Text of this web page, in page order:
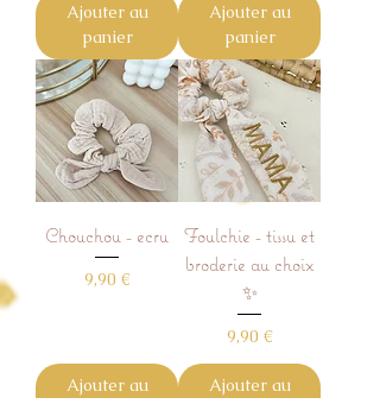
Ajouter au
panier
Ajouter au
panier
Chouchou - ecru
Prix
9,90 €
Ajouter au
Foulchie - tissu et
broderie au choix
✨
Prix
9,90 €
Ajouter au